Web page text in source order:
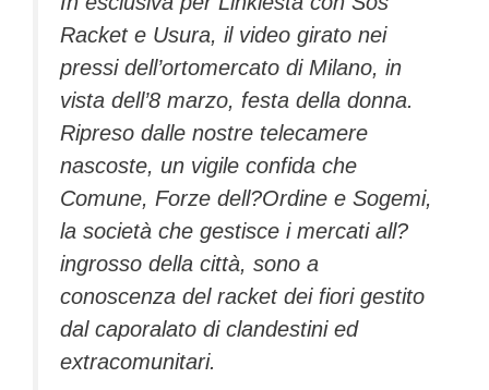
b
o
o
k
d
s
dI
n
a
m
A
p
p
vi
di
Racket e Usura, il video girato nei
pressi dell’ortomercato di Milano, in
vista dell’8 marzo, festa della donna.
Ripreso dalle nostre telecamere
nascoste, un vigile confida che
Comune, Forze dell?Ordine e Sogemi,
la società che gestisce i mercati all?
ingrosso della città, sono a
conoscenza del racket dei fiori gestito
dal caporalato di clandestini ed
extracomunitari.